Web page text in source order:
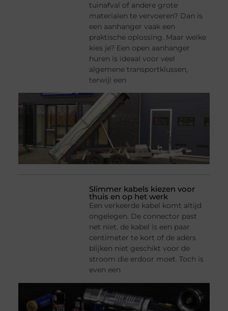
tuinafval of andere grote
materialen te vervoeren? Dan is
een aanhanger vaak een
praktische oplossing. Maar welke
kies je? Een open aanhanger
huren is ideaal voor veel
algemene transportklussen,
terwijl een
Slimmer kabels kiezen voor
thuis en op het werk
Een verkeerde kabel komt altijd
ongelegen. De connector past
net niet, de kabel is een paar
centimeter te kort of de aders
blijken niet geschikt voor de
stroom die erdoor moet. Toch is
even een